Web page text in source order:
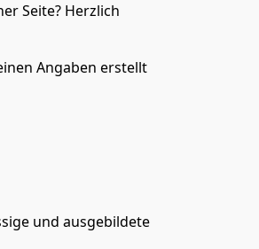
Seite? Herzlich
Angaben erstellt
und ausgebildete